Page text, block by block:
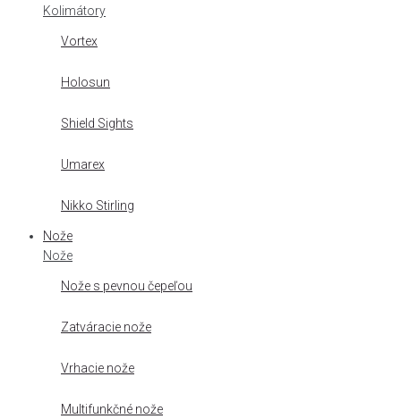
Kolimátory
Vortex
Holosun
Shield Sights
Umarex
Nikko Stirling
Nože
Nože
Nože s pevnou čepeľou
Zatváracie nože
Vrhacie nože
Multifunkčné nože